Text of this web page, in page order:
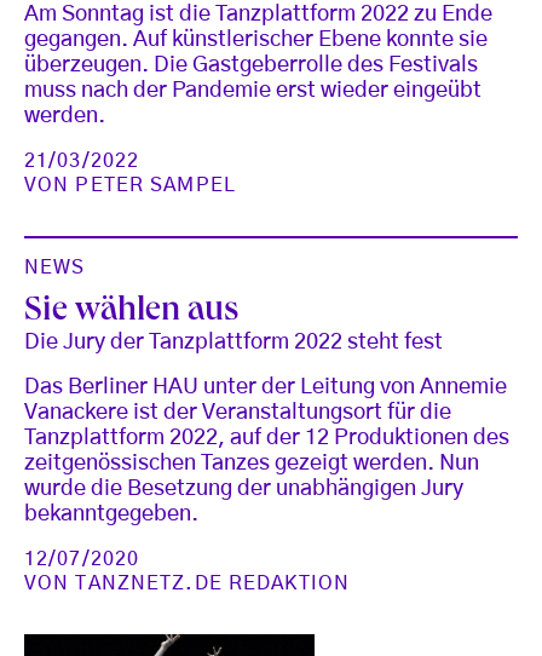
Am Sonntag ist die Tanzplattform 2022 zu Ende
gegangen. Auf künstlerischer Ebene konnte sie
überzeugen. Die Gastgeberrolle des Festivals
muss nach der Pandemie erst wieder eingeübt
werden.
21/03/2022
VON
PETER SAMPEL
NEWS
Sie wählen aus
Die Jury der Tanzplattform 2022 steht fest
Das Berliner HAU unter der Leitung von Annemie
Vanackere ist der Veranstaltungsort für die
Tanzplattform 2022, auf der 12 Produktionen des
zeitgenössischen Tanzes gezeigt werden. Nun
wurde die Besetzung der unabhängigen Jury
bekanntgegeben.
12/07/2020
VON
TANZNETZ.DE REDAKTION